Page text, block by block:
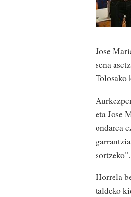
Jose
sena
Tolosako
eta Jose
ondarea
sortzeko".
Horrela
taldeko